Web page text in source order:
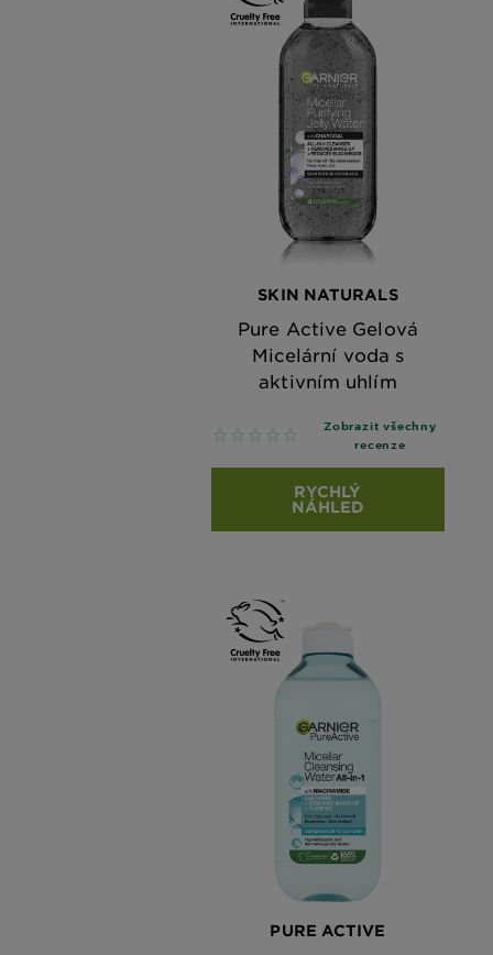
SKIN NATURALS
Pure Active Gelová
Micelární voda s
aktivním uhlím
No reviews
Zobrazit všechny
recenze
RYCHLÝ
NÁHLED
PURE ACTIVE